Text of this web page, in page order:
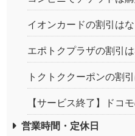
イオンカードの割引は
エポトクプラザの割引
トクトククーポンの割
【サービス終了】ドコ
営業時間・定休日